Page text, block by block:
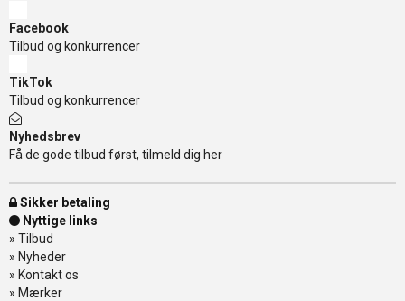
Facebook
Tilbud og konkurrencer
TikTok
Tilbud og konkurrencer
Nyhedsbrev
Få de gode tilbud først, tilmeld dig her
Sikker betaling
Nyttige links
» Tilbud
» Nyheder
» Kontakt os
» Mærker